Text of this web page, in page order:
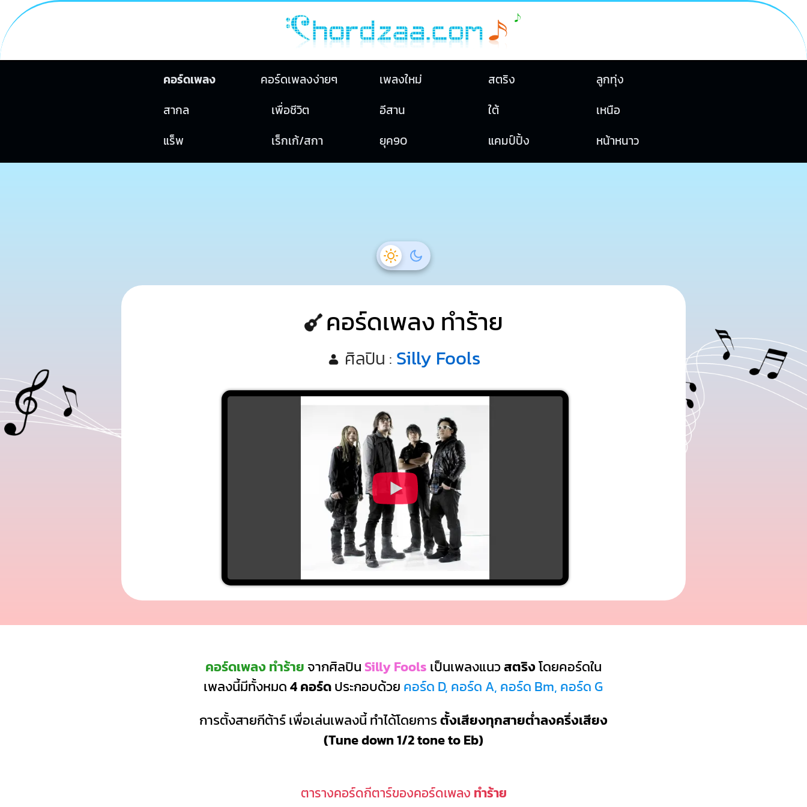
คอร์ดเพลง คอร์ดเพลงง่ายๆ เพลงใหม่ สตริง
ลูกทุ่ง
สากล
เพื่อชีวิต อีสาน ใต้
เหนือ
แร็พ
เร็กเก้/สกา ยุค90 แคมป์ปิ้ง หน้าหนาว
คอร์ดเพลง ทำร้าย
ศิลปิน : Silly Fools
คอร์ดเพลง ทำร้าย จากศิลปินSilly Fools เป็นเพลงแนวสตริงโดยคอร์ดใน
เพลงนี้มีทั้งหมด4 คอร์ดประกอบด้วย คอร์ด D, คอร์ด A, คอร์ด Bm, คอร์ด G
การตั้งสายกีต้าร์ เพื่อเล่นเพลงนี้ ทำได้โดยการตั้งเสียงทุกสายต่ำลงครึ่งเสียง
(Tune down 1/2 tone to Eb)
ตารางคอร์ดกีตาร์ของคอร์ดเพลง ทำร้าย